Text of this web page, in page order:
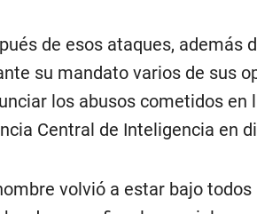
de esos ataques, además
su mandato varios de sus
los abusos cometidos
Central de Inteligencia en
volvió a estar bajo